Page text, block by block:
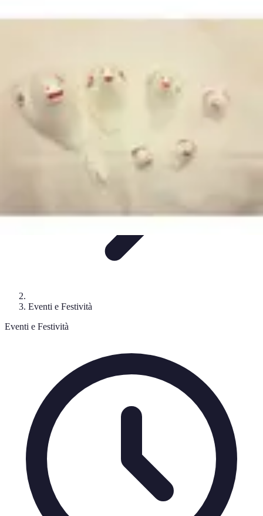
Rinnovamento SpaziCreativitàTutorialDecorazioniRinnovamento
Eventi e Festività
Eventi e Festività